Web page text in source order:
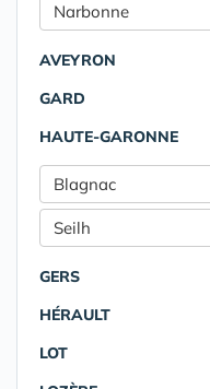
Narbonne
AVEYRON
GARD
HAUTE-GARONNE
Blagnac
Seilh
GERS
HÉRAULT
LOT